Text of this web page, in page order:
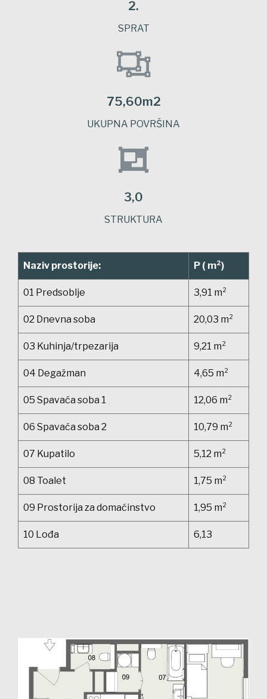
2.
SPRAT
75,60m2
UKUPNA POVRŠINA
3,0
STRUKTURA
Naziv prostorije: P ( m²)
01 Predsoblje 3,91 m²
02 Dnevna soba 20,03 m²
03 Kuhinja/trpezarija 9,21 m²
04 Degažman 4,65 m²
05 Spavaća soba 1 12,06 m²
06 Spavaća soba 2 10,79 m²
07 Kupatilo 5,12 m²
08 Toalet 1,75 m²
09 Prostorija za domaćinstvo 1,95 m²
10 Lođa 6,13